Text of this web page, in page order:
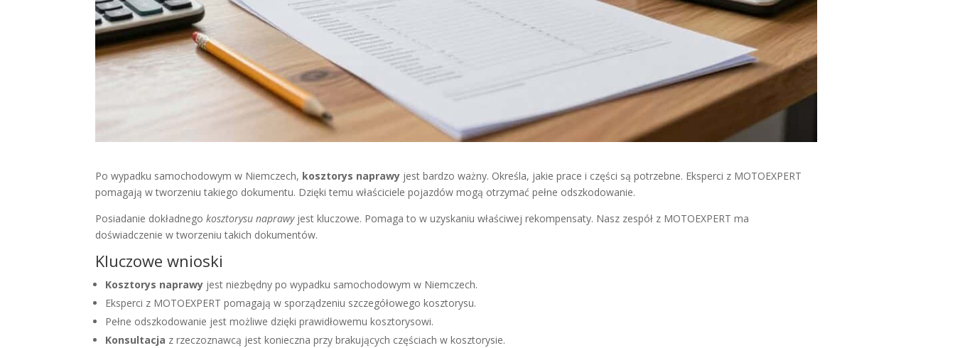
Po wypadku samochodowym w Niemczech, kosztorys naprawy jest bardzo ważny. Określa, jakie prace i części są potrzebne. Eksperci z MOTOEXPERT
pomagają w tworzeniu takiego dokumentu. Dzięki temu właściciele pojazdów mogą otrzymać pełne odszkodowanie.
Posiadanie dokładnegokosztorysu naprawyjest kluczowe. Pomaga to w uzyskaniu właściwej rekompensaty. Nasz zespół z MOTOEXPERT ma
doświadczenie w tworzeniu takich dokumentów.
Kluczowe wnioski
Kosztorys naprawy jest niezbędny po wypadku samochodowym w Niemczech.
Eksperci z MOTOEXPERT pomagają w sporządzeniu szczegółowego kosztorysu.
Pełne odszkodowanie jest możliwe dzięki prawidłowemu kosztorysowi.
Konsultacja z rzeczoznawcą jest konieczna przy brakujących częściach w kosztorysie.